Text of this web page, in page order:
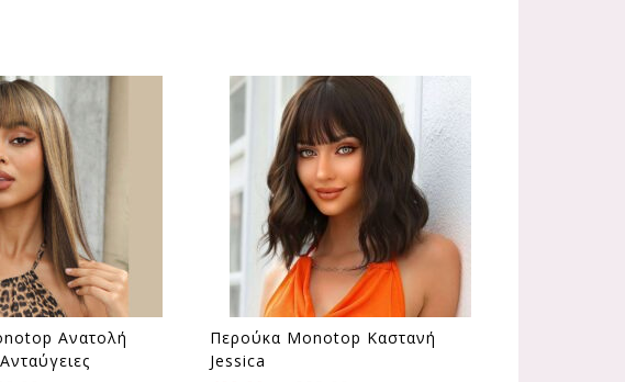
Ανατολή
Περούκα Monotop Καστανή
Jessica